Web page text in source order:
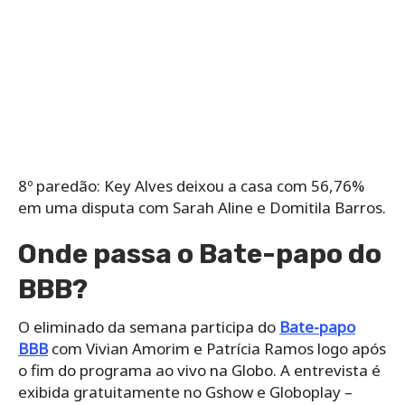
8º paredão: Key Alves deixou a casa com 56,76%
em uma disputa com Sarah Aline e Domitila Barros.
Onde passa o Bate-papo do
BBB?
O eliminado da semana participa do Bate-papo
BBBcom Vivian Amorim e Patrícia Ramos logo após
o fim do programa ao vivo na Globo. A entrevista é
exibida gratuitamente no Gshow e Globoplay –